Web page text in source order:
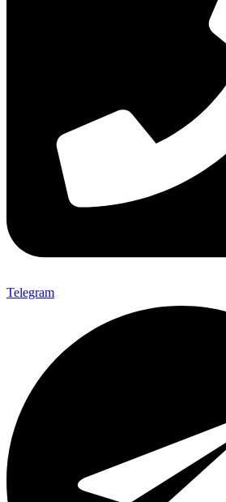
Telegram